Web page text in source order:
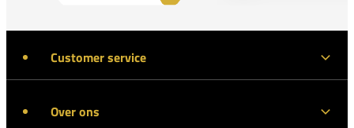
Customer service
Over ons